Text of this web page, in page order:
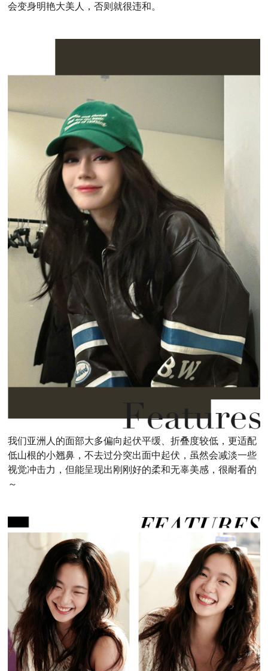
会变身明艳大美人，否则就很违和。
我们亚洲人的面部大多偏向起伏平缓、折叠度较低，更适配
低山根的小翘鼻，不去过分突出面中起伏，虽然会减淡一些
视觉冲击力，但能呈现出刚刚好的柔和无辜美感，很耐看的
～‍‍‍‍‍‍‍‍‍‍‍‍‍‍‍‍‍‍‍‍‍‍‍‍‍‍‍‍‍